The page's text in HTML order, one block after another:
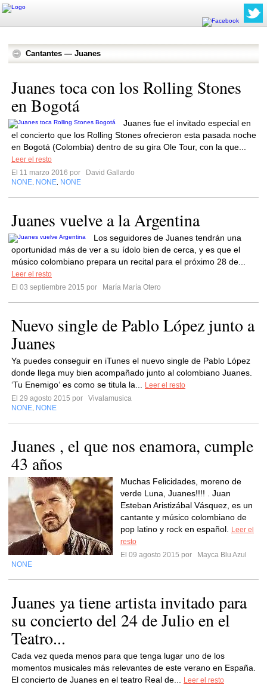
Cantantes — Juanes
Juanes toca con los Rolling Stones
en Bogotá
Juanes fue el invitado especial en
el concierto que los Rolling Stones ofrecieron esta pasada noche
en Bogotá (Colombia) dentro de su gira Ole Tour, con la que...
Leer el resto
El 11 marzo 2016 por
David Gallardo
NONE NONE NONE
Juanes vuelve a la Argentina
Los seguidores de Juanes tendrán una
oportunidad más de ver a su ídolo bien de cerca, y es que el
músico colombiano prepara un recital para el próximo 28 de...
Leer el resto
El 03 septiembre 2015 por
María María Otero
Nuevo single de Pablo López junto a
Juanes
Ya puedes conseguir en iTunes el nuevo single de Pablo López
donde llega muy bien acompañado junto al colombiano Juanes.
‘Tu Enemigo‘ es como se titula la...
Leer el resto
El 29 agosto 2015 por
Vivalamusica
NONE NONE
Juanes , el que nos enamora, cumple
43 años
Muchas Felicidades, moreno de
verde Luna, Juanes!!!! . Juan
Esteban Aristizábal Vásquez, es un
cantante y músico colombiano de
pop latino y rock en español.
Leer el
resto
El 09 agosto 2015 por
Mayca Blu Azul
NONE
Juanes ya tiene artista invitado para
su concierto del 24 de Julio en el
Teatro...
Cada vez queda menos para que tenga lugar uno de los
momentos musicales más relevantes de este verano en España.
El concierto de Juanes en el teatro Real de...
Leer el resto